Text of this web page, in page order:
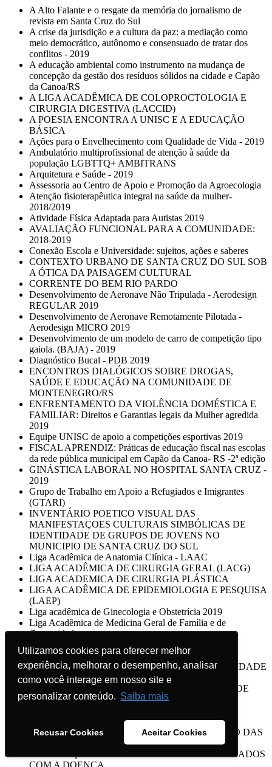
Utilizamos cookies para oferecer melhor
experiência, melhorar o desempenho, analisar
como você interage em nosso site e
personalizar conteúdo. Saiba mais
Recusar Cookies Aceitar Cookies
Utilizamos cookies para oferecer melhor
experiência, melhorar o desempenho, analisar
como você interage em nosso site e
personalizar conteúdo. Saiba mais
Recusar Cookies Aceitar Cookies
A Alto Falante e o resgate da memória do jornalismo de
revista em Santa Cruz do Sul
A crise da jurisdição e a cultura da paz: a mediação como
meio democrático, autônomo e consensuado de tratar dos
conflitos - 2019
A educação ambiental como instrumento na mudança de
concepção da gestão dos resíduos sólidos na cidade e Capão
da Canoa/RS
A LIGA ACADÊMICA DE COLOPROCTOLOGIA E
CIRURGIA DIGESTIVA (LACCID)
A POESIA ENCONTRA A UNISC E A EDUCAÇÃO
BÁSICA
Ações para o Envelhecimento com Qualidade de Vida - 2019
Ambulatório multiprofissional de atenção à saúde da
população LGBTTQ+ AMBITRANS
Arquitetura e Saúde - 2019
Assessoria ao Centro de Apoio e Promoção da Agroecologia
Atenção fisioterapêutica integral na saúde da mulher-
2018/2019
Atividade Física Adaptada para Autistas 2019
AVALIAÇÃO FUNCIONAL PARA A COMUNIDADE:
2018-2019
Conexão Escola e Universidade: sujeitos, ações e saberes
CONTEXTO URBANO DE SANTA CRUZ DO SUL SOB
A ÓTICA DA PAISAGEM CULTURAL
CORRENTE DO BEM RIO PARDO
Desenvolvimento de Aeronave Não Tripulada - Aerodesign
REGULAR 2019
Desenvolvimento de Aeronave Remotamente Pilotada -
Aerodesign MICRO 2019
Desenvolvimento de um modelo de carro de competição tipo
gaiola. (BAJA) - 2019
Diagnóstico Bucal - PDB 2019
ENCONTROS DIALÓGICOS SOBRE DROGAS,
SAÚDE E EDUCAÇÃO NA COMUNIDADE DE
MONTENEGRO/RS
ENFRENTAMENTO DA VIOLÊNCIA DOMÉSTICA E
FAMILIAR: Direitos e Garantias legais da Mulher agredida
2019
Equipe UNISC de apoio a competições esportivas 2019
FISCAL APRENDIZ: Práticas de educação fiscal nas escolas
da rede pública municipal em Capão da Canoa- RS -2ª edição
GINÁSTICA LABORAL NO HOSPITAL SANTA CRUZ -
2019
Grupo de Trabalho em Apoio a Refugiados e Imigrantes
(GTARI)
INVENTÁRIO POETICO VISUAL DAS
MANIFESTAÇOES CULTURAIS SIMBÓLICAS DE
IDENTIDADE DE GRUPOS DE JOVENS NO
MUNICIPIO DE SANTA CRUZ DO SUL
Liga Acadêmica de Anatomia Clínica - LAAC
LIGA ACADÊMICA DE CIRURGIA GERAL (LACG)
LIGA ACADEMICA DE CIRURGIA PLÁSTICA
LIGA ACADÊMICA DE EPIDEMIOLOGIA E PESQUISA
(LAEP)
Liga acadêmica de Ginecologia e Obstetrícia 2019
Liga Acadêmica de Medicina Geral de Família e de
Comunidade
Liga Acadêmica de Patologia
LIGA ACADÊMICA DE PEDIATRIA
LIGA ACADÊMICA DO CÂNCER DA UNIVERSIDADE
DE SANTA CRUZ DO SUL
LIGA ACADÊMICA DO RIM - UNIVERSIDADE DE
SANTA CRUZ DO SUL - UNISC 2019
LIGA DE MEDICINA DE EMERGÊNCIA/2019
Liga de Otorrinolaringologia UNISC 2019 - ESTUDO DAS
TERAPIAS PRESCRITAS NA RINITE E
ORIENTAÇÕES AOS PACIENTES DIAGNOSTICADOS